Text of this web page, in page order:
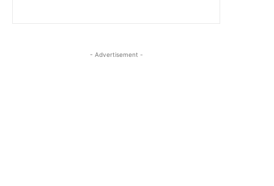
- Advertisement -